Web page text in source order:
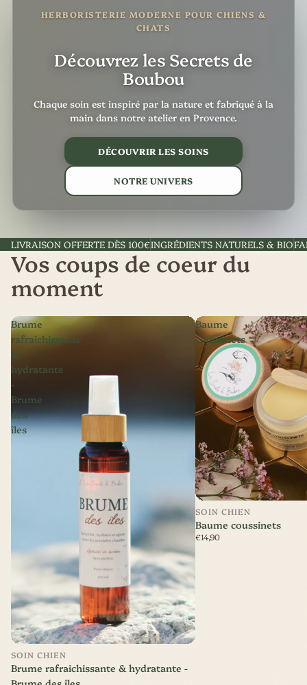
HERBORISTERIE MODERNE POUR CHIENS &
CHATS
Découvrez les Secrets de
Boubou
Chaque soin est inspiré par la nature et fabriqué à la
main dans notre atelier en Provence.
DÉCOUVRIR LES SOINS
NOTRE UNIVERS
LIVRAISON OFFERTE DÈS 100€INGRÉDIENTS NATURELS & BIO
Vos coups de coeur du
moment
Brume
rafraichissante
&
hydratante
-
Brume
des
îles
Nouveauté
SOIN CHIEN
Brume rafraichissante & hydratante -
Baume
coussinets
SOIN CHIEN
Baume coussinets
€14,90